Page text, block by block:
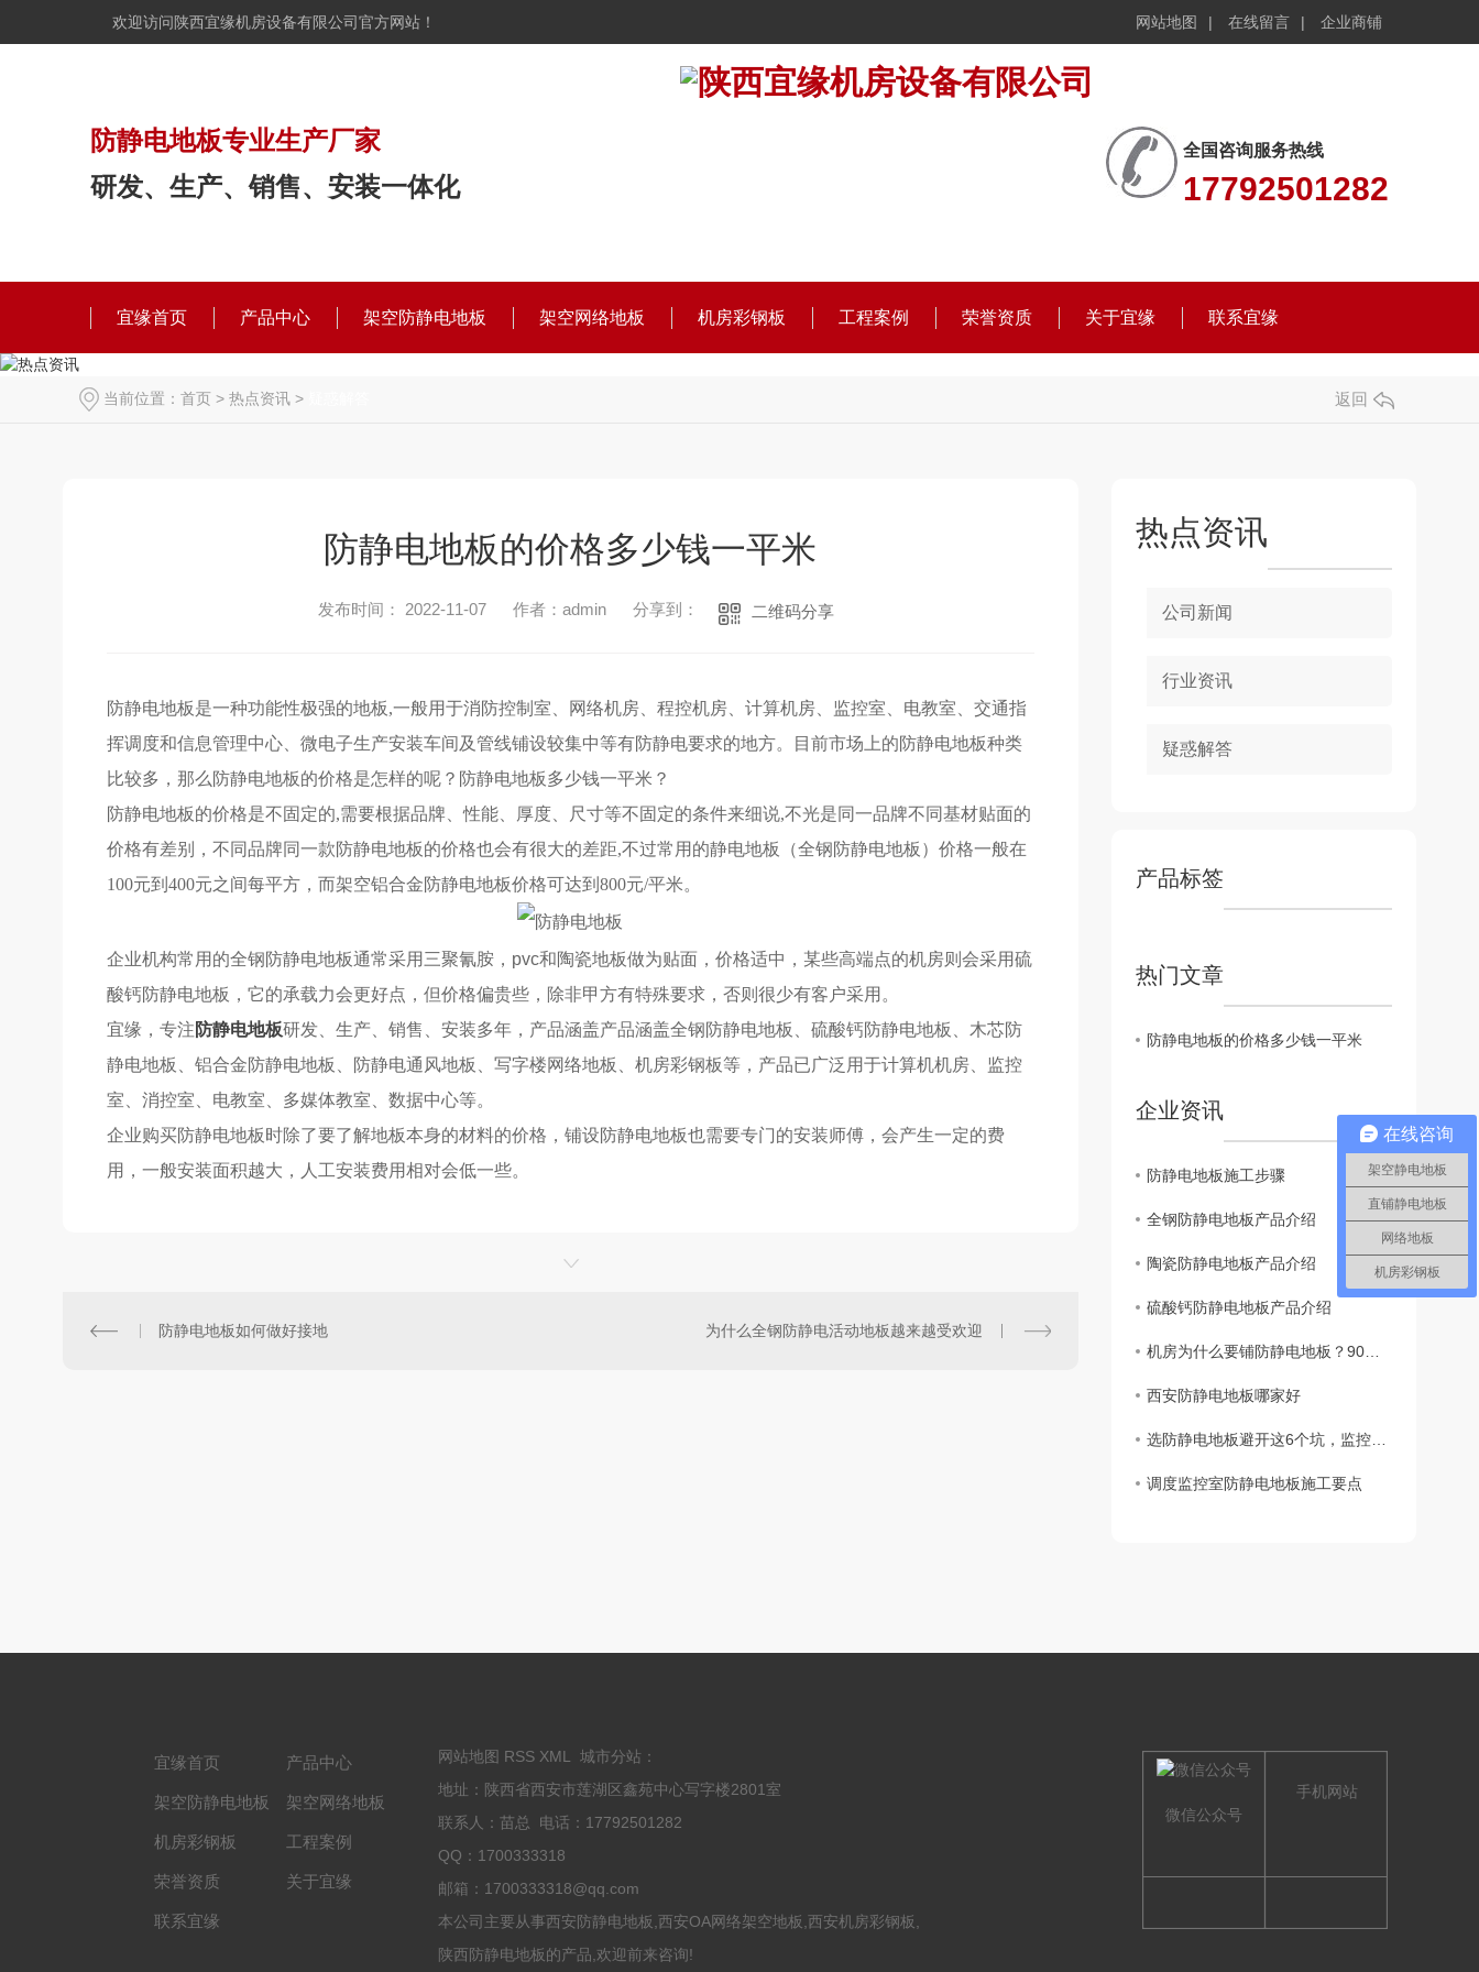
欢迎访问陕西宜缘机房设备有限公司官方网站！ 网站地图 | 在线留言 | 企业商铺
防静电地板专业生产厂家
研发、生产、销售、安装一体化
全国咨询服务热线
17792501282
宜缘首页 产品中心 架空防静电地板 架空网络地板 机房彩钢板 工程案例 荣誉资质 关于宜缘 联系宜缘
当前位置： 首页 > 热点资讯 > 返回
防静电地板的价格多少钱一平米
发布时间： 2022-11-07 作者：admin 分享到： 二维码分享
防静电地板是一种功能性极强的地板,一般用于消防控制室、网络机房、程控机房、计算机房、监控室、电教室、交通指
挥调度和信息管理中心
微电子生产安装车间及管线铺设较集中等有防静电要求的地方。目前市场上的防静电地板种类
比较多 ， 那么 防静电地板的价格是怎样的呢？防静电地板多少钱一平米？
防静电地板的价格是不固定的,需要根据品牌、性能、厚度、尺寸等不固定的条件来细说,不光是同一品牌不同基材贴面的
价格有差别，不同品牌同一款防静电地板的价格也会有很大的差距,不过常用的静电地板 （全钢防静电地板） 价格一般在
100元到400元之间每平方 ，而架空铝合金防静电地板价格可达到 800元/平米。
企业机构常用的全钢防静电地板通常采用三聚氰胺， pvc和陶瓷地板做为贴面，价格适中，某些高端点的机房则会采用硫
酸钙防静电地板， 它的承载力会更好点 ，但价格偏贵些，除非甲方有特殊要求，否则很少有客户采用。
宜缘，专注 防静电地板研发、生产、销售、安装多年，产品涵盖产品涵盖全钢防静电地板、硫酸钙防静电地板、木芯防
静电地板、铝合金防静电地板、防静电通风地板、写字楼网络地板、机房彩钢板等，产品已广泛用于计算机机房、监控
室、消控室、电教室、多媒体教室、数据中心等。
企业购买防静电地板时除了要了解地板本身的材料的价格 ，铺设防静电地板也需要专门的安装师傅，会产生一定的费
用，一般安装面积越大，
人工安装费用相对会低一些。
防静电地板如何做好接地 为什么全钢防静电活动地板越来越受欢迎
热点资讯
公司新闻
行业资讯
疑惑解答
产品标签
热门文章
防静电地板的价格多少钱一平米
企业资讯
防静电地板施工步骤
全钢防静电地板产品介绍
陶瓷防静电地板产品介绍
硫酸钙防静电地板产品介绍
机房为什么要铺防静电地板？90%的人只知其一不知其二
西安防静电地板哪家好
选防静电地板避开这6个坑，监控室、电子车间施工少花几万
调度监控室防静电地板施工要点
宜缘首页 产品中心
架空防静电地板 架空网络地板
机房彩钢板 工程案例
荣誉资质 关于宜缘
联系宜缘
网站地图 RSS XML 城市分站 ：
地址：陕西省西安市莲湖区鑫苑中心写字楼2801室
联系人：苗总 电话：17792501282
QQ：1700333318
邮箱：1700333318@qq.com
本公司主要从事西安防静电地板,西安OA网络架空地板,西安机房彩钢板,
陕西防静电地板的产品,欢迎前来咨询!
微信公众号
手机网站
在线咨询
架空静电地板
直铺静电地板
网络地板
机房彩钢板